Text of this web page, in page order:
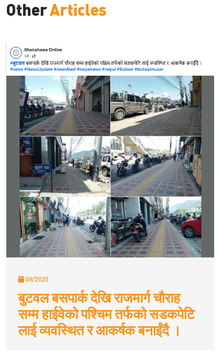
OtherArticles
08/2025
बुटवल बसपार्क देखि राजमार्ग चौराह
सम्म हाईवेको पश्चिम तर्फको सडकपेटि
लाई व्यवस्थित र आकर्षक बनाईंदै ।